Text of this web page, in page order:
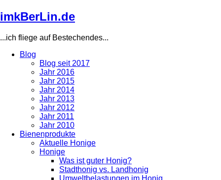
Direkt
zum
imkBerLin.de
...ich fliege auf Bestechendes...
navigation
Blog
Blog seit 2017
Jahr 2016
Jahr 2015
Jahr 2014
Jahr 2013
Jahr 2012
Jahr 2011
Jahr 2010
Bienenprodukte
Aktuelle Honige
Honige
Was ist guter Honig?
Stadthonig vs. Landhonig
Umweltbelastungen im Honig